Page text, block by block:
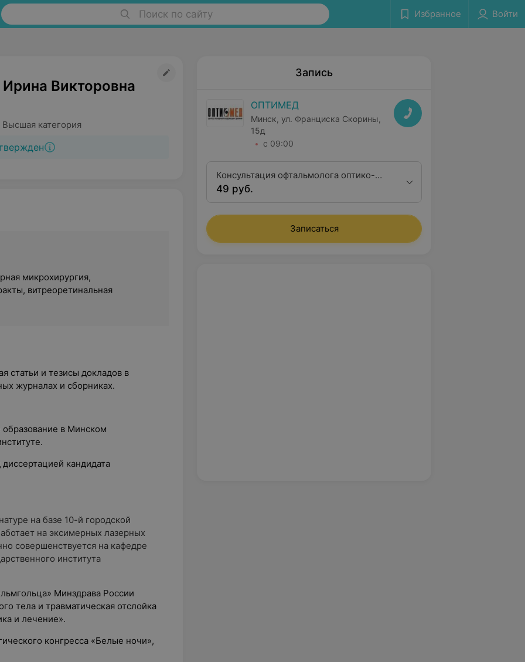
Поиск по сайту Избранное Войти
Викторовна
категория
микрохирургия,
витреоретинальная
статьи и тезисы докладов в
журналах и сборниках.
в Минском
кандидата
на базе 10-й городской
на эксимерных лазерных
совершенствуется на кафедре
института
Минздрава России
тела и травматическая отслойка
и лечение».
конгресса «Белые ночи»,
Запись
ОПТИМЕД
Минск, ул. Франциска Скорины,
15д
с 09:00
Консультация офтальмолога оптико-
реконструктивной и
49 руб.
Записаться